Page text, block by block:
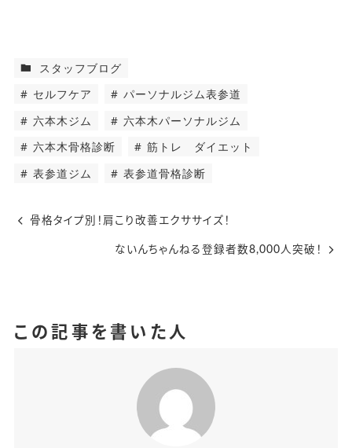
スタッフブログ
セルフケア
パーソナルジム表参道
六本木ジム
六本木パーソナルジム
六本木骨格診断
筋トレ ダイエット
表参道ジム
表参道骨格診断
骨格タイプ別！肩こり改善エクササイズ！
ないんちゃんねる登録者数8,000人突破！
この記事を書いた人